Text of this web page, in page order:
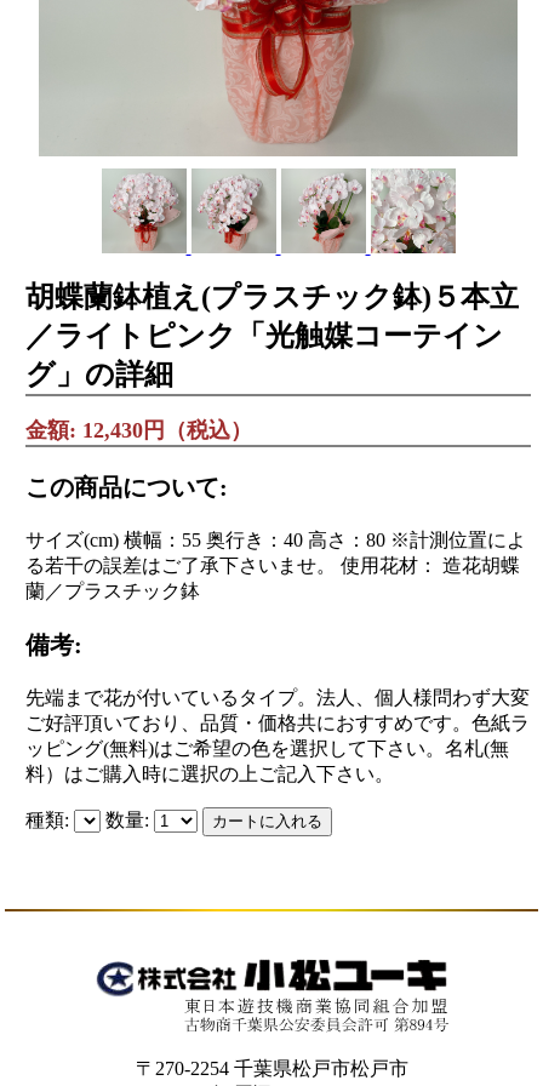
胡蝶蘭鉢植え(プラスチック鉢)５本立
／ライトピンク「光触媒コーテイン
グ」の詳細
金額: 12,430円（税込）
この商品について:
サイズ(cm) 横幅：55 奥行き：40 高さ：80 ※計測位置によ
る若干の誤差はご了承下さいませ。 使用花材： 造花胡蝶
蘭／プラスチック鉢
備考:
先端まで花が付いているタイプ。法人、個人様問わず大変
ご好評頂いており、品質・価格共におすすめです。色紙ラ
ッピング(無料)はご希望の色を選択して下さい。名札(無
料）はご購入時に選択の上ご記入下さい。
種類: 数量:
〒270-2254 千葉県松戸市松戸市